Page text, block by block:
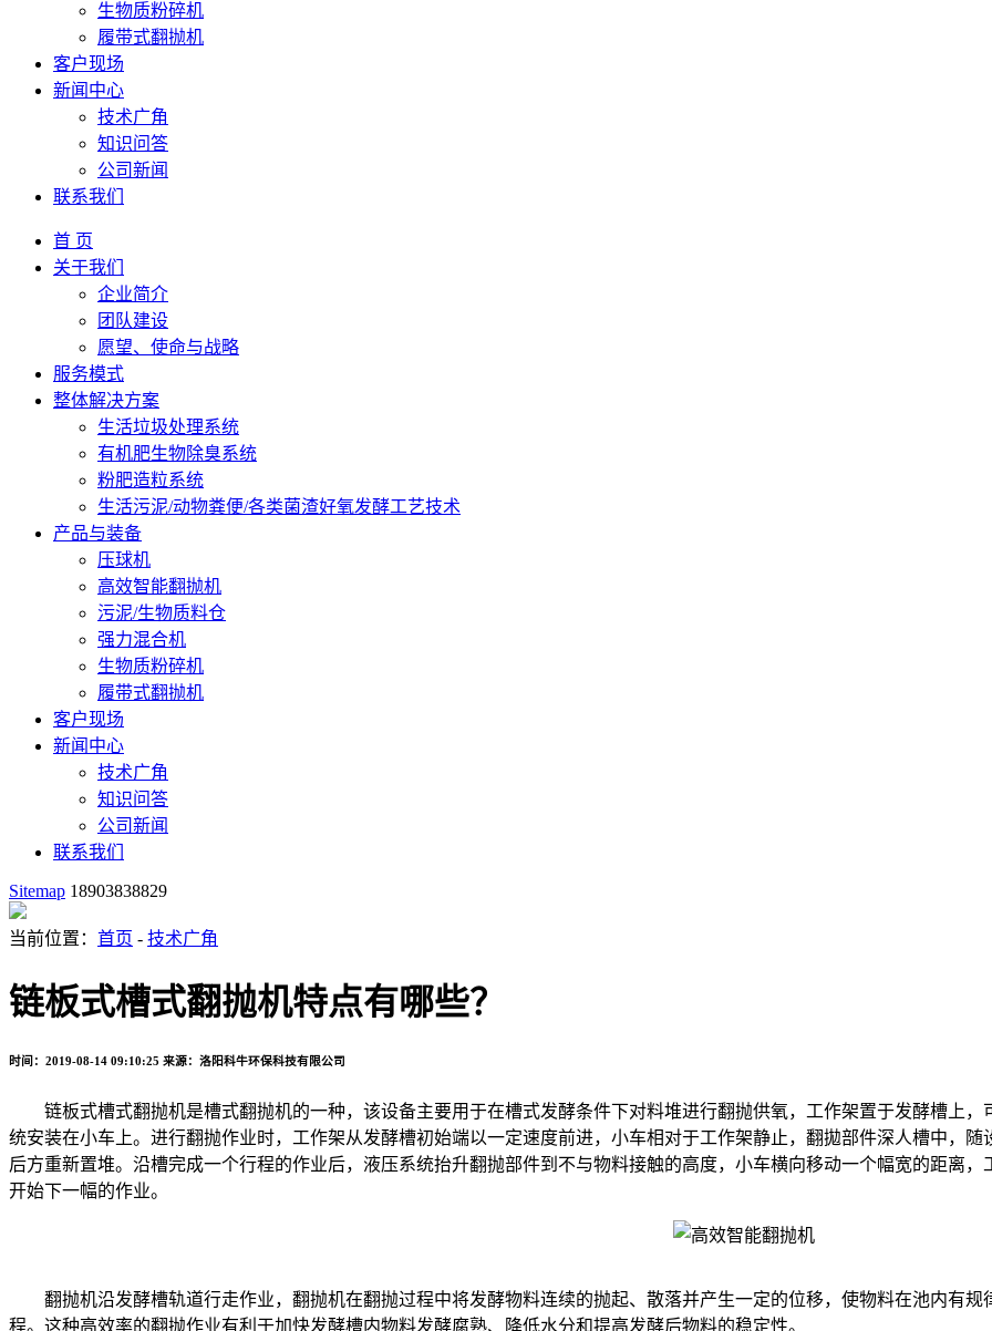
生物质粉碎机
履带式翻抛机
客户现场
新闻中心
技术广角
知识问答
公司新闻
联系我们
首 页
关于我们
企业简介
团队建设
愿望、使命与战略
服务模式
整体解决方案
生活垃圾处理系统
有机肥生物除臭系统
粉肥造粒系统
生活污泥/动物粪便/各类菌渣好氧发酵工艺技术
产品与装备
压球机
高效智能翻抛机
污泥/生物质料仓
强力混合机
生物质粉碎机
履带式翻抛机
客户现场
新闻中心
技术广角
知识问答
公司新闻
联系我们
Sitemap 18903838829
当前位置： 首页 - 技术广角
链板式槽式翻抛机特点有哪些？
时间：2019-08-14 09:10:25 来源：洛阳科牛环保科技有限公司
链板式槽式翻抛机是槽式翻抛机的一种，该设备主要用于在槽式发酵条件下对料堆进行翻抛供氧，工作架置于发酵槽上，
统安装在小车上。进行翻抛作业时，工作架从发酵槽初始端以一定速度前进，小车相对于工作架静止，翻拋部件深人槽中，
后方重新置堆。沿槽完成一个行程的作业后，液压系统抬升翻抛部件到不与物料接触的高度，小车横向移动一个幅宽的距离
开始下一幅的作业。
翻抛机沿发酵槽轨道行走作业，翻抛机在翻抛过程中将发酵物料连续的抛起、散落并产生一定的位移，使物料在池内有规
程。这种高效率的翻抛作业有利于加快发酵槽内物料发酵腐熟、降低水分和提高发酵后物料的稳定性。